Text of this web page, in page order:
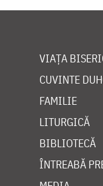
VIAȚA
CUVINTE
FAMILIE
LITURGICĂ
BIBLIOTECĂ
ÎNTREABĂ